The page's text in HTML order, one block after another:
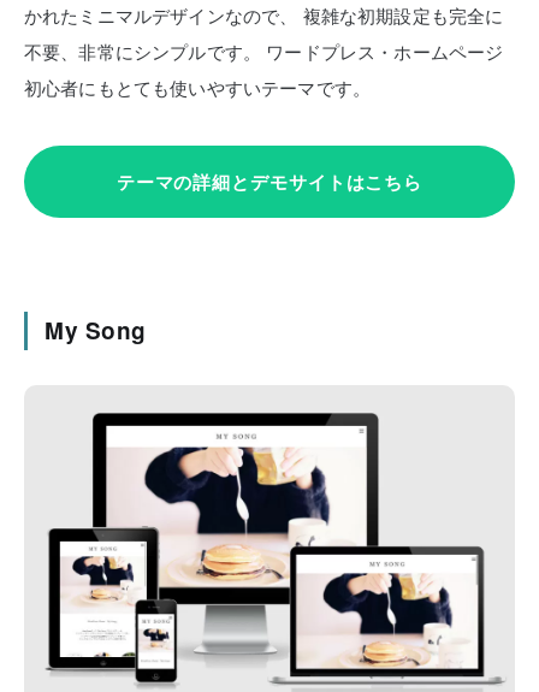
かれたミニマルデザインなので、
複雑な初期設定も完全に
不要、非常にシンプルです。
ワードプレス・ホームページ
初心者にもとても使いやすいテーマです。
テーマの詳細とデモサイトはこちら
My Song